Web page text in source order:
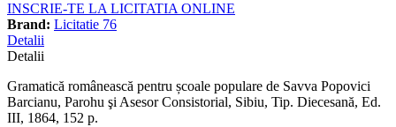
INSCRIE-TE LA LICITATIA ONLINE
Brand: Licitatie 76
Detalii
Detalii
Gramatică românească pentru școale populare de Savva Popovici
Barcianu, Parohu şi Asesor Consistorial, Sibiu, Tip. Diecesană, Ed.
III, 1864, 152 p.